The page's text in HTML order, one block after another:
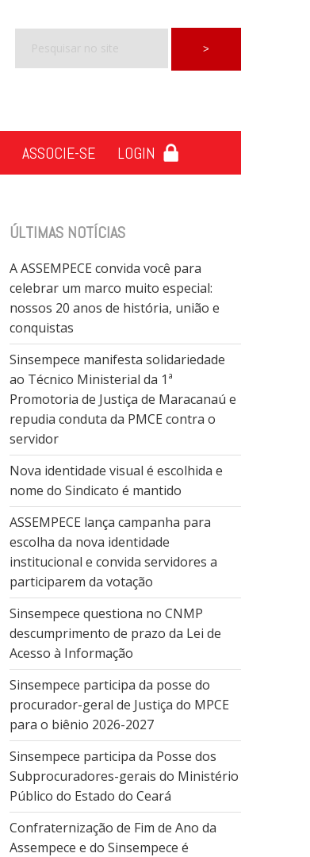
ASSOCIE-SE LOGIN
ÚLTIMAS NOTÍCIAS
A ASSEMPECE convida você para
celebrar um marco muito especial:
nossos 20 anos de história, união e
conquistas
Sinsempece manifesta solidariedade
ao Técnico Ministerial da 1ª
Promotoria de Justiça de Maracanaú e
repudia conduta da PMCE contra o
servidor
Nova identidade visual é escolhida e
nome do Sindicato é mantido
ASSEMPECE lança campanha para
escolha da nova identidade
institucional e convida servidores a
participarem da votação
Sinsempece questiona no CNMP
descumprimento de prazo da Lei de
Acesso à Informação
Sinsempece participa da posse do
procurador-geral de Justiça do MPCE
para o biênio 2026-2027
Sinsempece participa da Posse dos
Subprocuradores-gerais do Ministério
Público do Estado do Ceará
Confraternização de Fim de Ano da
Assempece e do Sinsempece é